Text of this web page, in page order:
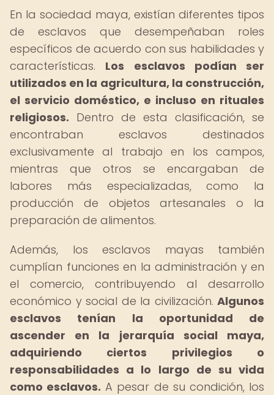
En la sociedad maya, existían diferentes tipos
de esclavos que desempeñaban roles
específicos de acuerdo con sus habilidades y
características. Los esclavos podían ser
utilizados en la agricultura, la construcción,
el servicio doméstico, e incluso en rituales
religiosos. Dentro de esta clasificación, se
encontraban esclavos destinados
exclusivamente al trabajo en los campos,
mientras que otros se encargaban de
labores más especializadas, como la
producción de objetos artesanales o la
preparación de alimentos.
Además, los esclavos mayas también
cumplían funciones en la administración y en
el comercio, contribuyendo al desarrollo
económico y social de la civilización. Algunos
esclavos tenían la oportunidad de
ascender en la jerarquía social maya,
adquiriendo ciertos privilegios o
responsabilidades a lo largo de su vida
como esclavos. A pesar de su condición, los